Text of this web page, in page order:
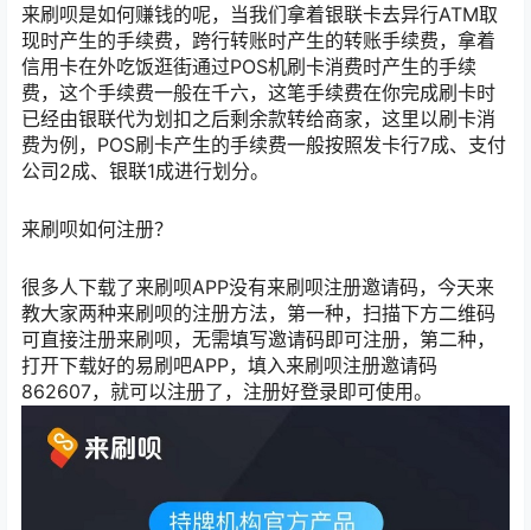
来刷呗是如何赚钱的呢，当我们拿着银联卡去异行ATM取
现时产生的手续费，跨行转账时产生的转账手续费，拿着
信用卡在外吃饭逛街通过POS机刷卡消费时产生的手续
费，这个手续费一般在千六，这笔手续费在你完成刷卡时
已经由银联代为划扣之后剩余款转给商家，这里以刷卡消
费为例，POS刷卡产生的手续费一般按照发卡行7成、支付
公司2成、银联1成进行划分。
来刷呗如何注册？
很多人下载了来刷呗APP没有来刷呗注册邀请码，今天来
教大家两种来刷呗的注册方法，第一种，扫描下方二维码
可直接注册来刷呗，无需填写邀请码即可注册，第二种，
打开下载好的易刷吧APP，填入来刷呗注册邀请码
862607，就可以注册了，注册好登录即可使用。